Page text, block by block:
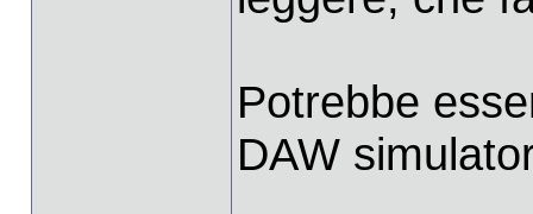
Potrebbe
DAW